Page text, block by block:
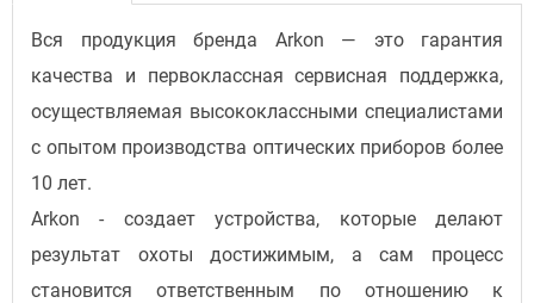
Вся продукция бренда Arkon — это гарантия
качества и первоклассная сервисная поддержка,
осуществляемая высококлассными специалистами
с опытом производства оптических приборов более
10 лет.
Arkon - создает устройства, которые делают
результат охоты достижимым, а сам процесс
становится ответственным по отношению к